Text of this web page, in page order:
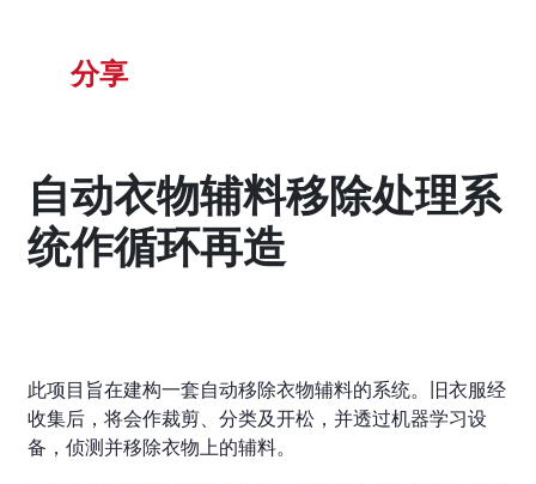
分享
自动衣物辅料移除处理系
统作循环再造
此项目旨在建构一套自动移除衣物辅料的系统。旧衣服经
收集后，将会作裁剪、分类及开松，并透过机器学习设
备，侦测并移除衣物上的辅料。